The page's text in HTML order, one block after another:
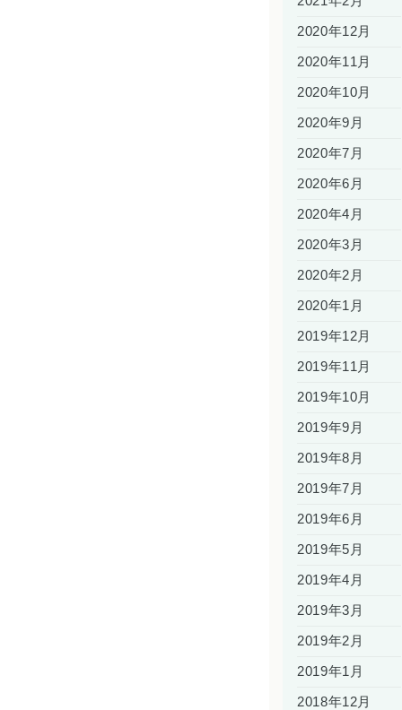
2020年12月
2020年11月
2020年10月
2020年9月
2020年7月
2020年6月
2020年4月
2020年3月
2020年2月
2020年1月
2019年12月
2019年11月
2019年10月
2019年9月
2019年8月
2019年7月
2019年6月
2019年5月
2019年4月
2019年3月
2019年2月
2019年1月
2018年12月